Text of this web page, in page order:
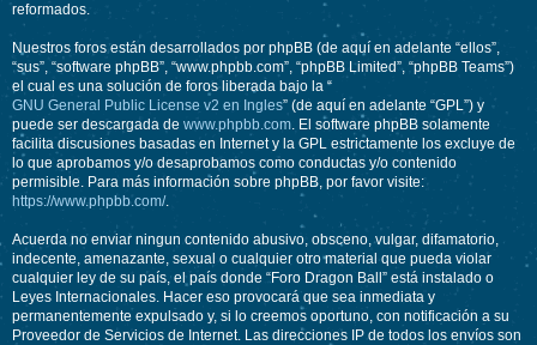
reformados.
Nuestros foros están desarrollados por phpBB (de aquí en adelante “ellos”,
“sus”, “software phpBB”, “www.phpbb.com”, “phpBB Limited”, “phpBB Teams”)
el cual es una solución de foros liberada bajo la “
GNU General Public License v2 en Ingles” (de aquí en adelante “GPL”) y
puede ser descargada de www.phpbb.com. El software phpBB solamente
facilita discusiones basadas en Internet y la GPL estrictamente los excluye de
lo que aprobamos y/o desaprobamos como conductas y/o contenido
permisible. Para más información sobre phpBB, por favor visite:
https://www.phpbb.com/.
Acuerda no enviar ningun contenido abusivo, obsceno, vulgar, difamatorio,
indecente, amenazante, sexual o cualquier otro material que pueda violar
cualquier ley de su país, el país donde “Foro Dragon Ball” está instalado o
Leyes Internacionales. Hacer eso provocará que sea inmediata y
permanentemente expulsado y, si lo creemos oportuno, con notificación a su
Proveedor de Servicios de Internet. Las direcciones IP de todos los envíos son